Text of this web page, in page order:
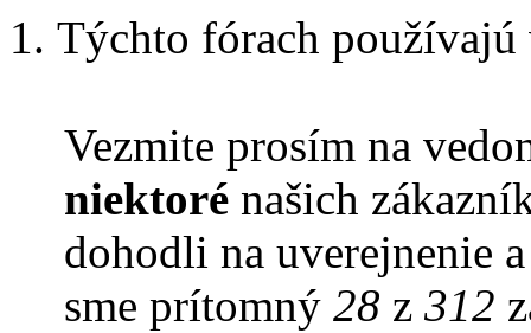
Týchto fórach
Vezmite prosím na
niektoré našich
dohodli na uverejnenie
sme prítomný 28 z 312